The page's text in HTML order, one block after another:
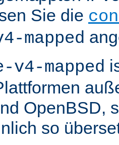
Sie die
mapped
mapped
OpenBSD,
so